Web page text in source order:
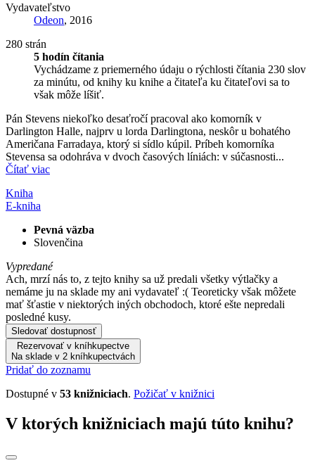
Vydavateľstvo
Odeon, 2016
280 strán
5 hodín čítania
Vychádzame z priemerného údaju o rýchlosti čítania 230 slov
za minútu, od knihy ku knihe a čitateľa ku čitateľovi sa to
však môže líšiť.
Pán Stevens niekoľko desaťročí pracoval ako komorník v
Darlington Halle, najprv u lorda Darlingtona, neskôr u bohatého
Američana Farradaya, ktorý si sídlo kúpil. Príbeh komorníka
Stevensa sa odohráva v dvoch časových líniách: v súčasnosti...
Čítať viac
Kniha
E-kniha
Pevná väzba
Slovenčina
Vypredané
Ach, mrzí nás to, z tejto knihy sa už predali všetky výtlačky a
nemáme ju na sklade my ani vydavateľ :( Teoreticky však môžete
mať šťastie v niektorých iných obchodoch, ktoré ešte nepredali
posledné kusy.
Sledovať dostupnosť
Rezervovať v kníhkupectve
Na sklade v 2 kníhkupectvách
Pridať do zoznamu
Dostupné v 53 knižniciach. Požičať v knižnici
V ktorých knižniciach majú túto knihu?